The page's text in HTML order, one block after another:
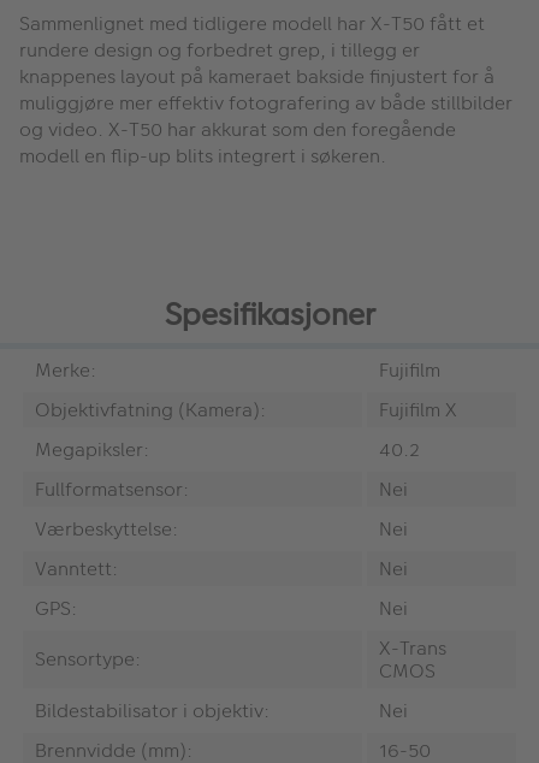
Sammenlignet med tidligere modell har X-T50 fått et
rundere design og forbedret grep, i tillegg er
knappenes layout på kameraet bakside finjustert for å
muliggjøre mer effektiv fotografering av både stillbilder
og video. X-T50 har akkurat som den foregående
modell en flip-up blits integrert i søkeren.
Spesifikasjoner
Merke:
Fujifilm
Objektivfatning (Kamera):
Fujifilm X
Megapiksler:
40.2
Fullformatsensor:
Nei
Værbeskyttelse:
Nei
Vanntett:
Nei
GPS:
Nei
Sensortype:
X-Trans
CMOS
Bildestabilisator i objektiv:
Nei
Brennvidde (mm):
16-50